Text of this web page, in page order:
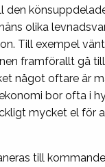
den
olika
Till exempel
framförallt gå
något oftare är
bor ofta i
mycket el för
till